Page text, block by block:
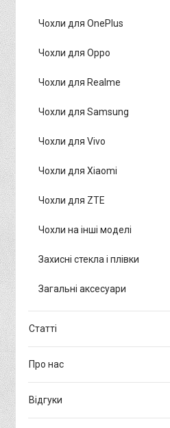
Чохли для OnePlus
Чохли для Oppo
Чохли для Realme
Чохли для Samsung
Чохли для Vivo
Чохли для Xiaomi
Чохли для ZTE
Чохли на інші моделі
Захисні стекла і плівки
Загальні аксесуари
Статті
Про нас
Відгуки